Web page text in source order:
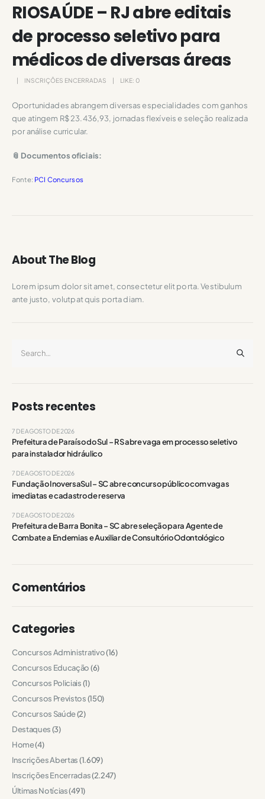
RIOSAÚDE – RJ abre editais
de processo seletivo para
médicos de diversas áreas
INSCRIÇÕES ENCERRADAS LIKE: 0
Oportunidades abrangem diversas especialidades com ganhos
que atingem R$ 23.436,93, jornadas flexíveis e seleção realizada
por análise curricular.
📎 Documentos oficiais:
Fonte: PCI Concursos
About The Blog
Lorem ipsum dolor sit amet, consectetur elit porta. Vestibulum
ante justo, volutpat quis porta diam.
Posts recentes
Prefeitura de Paraíso do Sul – RS abre vaga em processo seletivo
para instalador hidráulico
7 DE AGOSTO DE 2026
Fundação InoversaSul – SC abre concurso público com vagas
imediatas e cadastro de reserva
7 DE AGOSTO DE 2026
Prefeitura de Barra Bonita – SC abre seleção para Agente de
Combate a Endemias e Auxiliar de Consultório Odontológico
7 DE AGOSTO DE 2026
Comentários
Categories
Concursos Administrativo(16)
Concursos Educação(6)
Concursos Policiais(1)
Concursos Previstos(150)
Concursos Saúde(2)
Destaques(3)
Home(4)
Inscrições Abertas(1.609)
Inscrições Encerradas(2.247)
Últimas Notícias(491)